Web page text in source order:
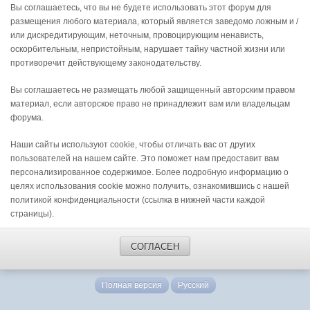
Вы соглашаетесь, что вы не будете использовать этот форум для
размещения любого материала, который является заведомо ложным и /
или дискредитирующим, неточным, провоцирующим ненависть,
оскорбительным, непристойным, нарушает тайну частной жизни или
противоречит действующему законодательству.
Вы соглашаетесь не размещать любой защищенный авторским правом
материал, если авторское право не принадлежит вам или владельцам
форума.
Наши сайты используют cookie, чтобы отличать вас от других
пользователей на нашем сайте. Это поможет нам предоставит вам
персонализированное содержимое. Более подробную информацию о
целях использования cookie можно получить, ознакомившись с нашей
политикой конфиденциальности (ссылка в нижней части каждой
страницы).
СОГЛАСЕН
Полная версия Русский